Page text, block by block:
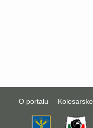
O portalu